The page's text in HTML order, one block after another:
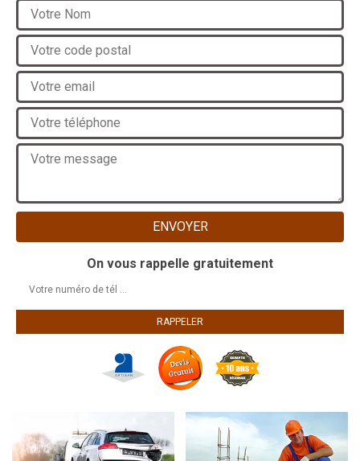
On vous rappelle gratuitement